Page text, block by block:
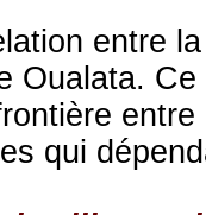
entre
Oualata.
qui